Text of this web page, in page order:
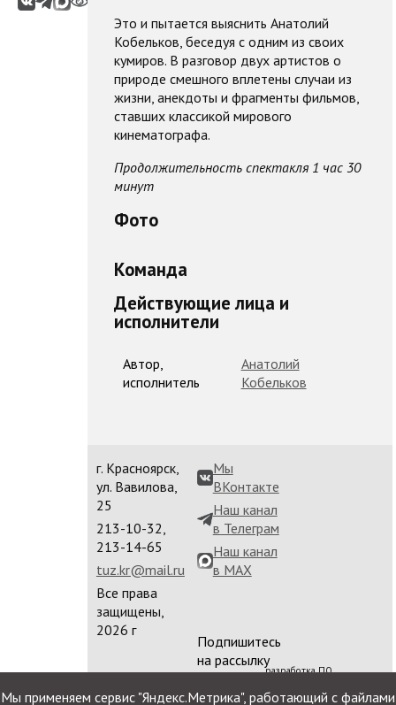
Это и пытается выяснить Анатолий
Кобельков, беседуя с одним из своих
кумиров. В разговор двух артистов о
природе смешного вплетены случаи из
жизни, анекдоты и фрагменты фильмов,
ставших классикой мирового
кинематографа.
Продолжительность спектакля 1 час 30
минут
Фото
Команда
Действующие лица и
исполнители
Автор,
исполнитель
Анатолий
Кобельков
г. Красноярск,
ул. Вавилова,
25
213-10-32,
213-14-65
tuz.kr@mail.ru
Все права
защищены,
2026 г
Мы
ВКонтакте
Наш канал
в Телеграм
Наш канал
в MAX
Подпишитесь
на рассылку
разработка ПО
сайта
Мы применяем сервис "Яндекс.Метрика", работающий с файлами